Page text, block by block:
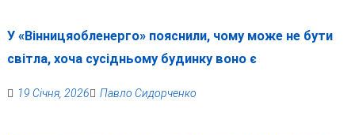
У «Вінницяобленерго» пояснили, чому може не бути
світла, хоча сусідньому будинку воно є
19 Січня, 2026 Павло Сидорченко